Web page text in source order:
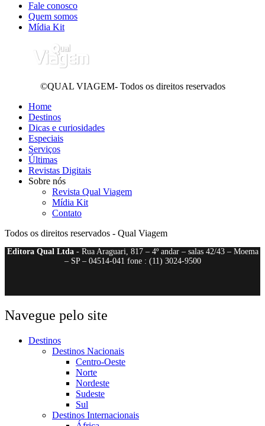
Fale conosco
Quem somos
Mídia Kit
©QUAL VIAGEM- Todos os direitos reservados
Home
Destinos
Dicas e curiosidades
Especiais
Serviços
Últimas
Revistas Digitais
Sobre nós
Revista Qual Viagem
Mídia Kit
Contato
Todos os direitos reservados - Qual Viagem
Editora Qual Ltda- Rua Araguari, 817 – 4º andar – salas 42/43 – Moema
– SP – 04514-041 fone : (11) 3024-9500
Navegue pelo site
Destinos
Destinos Nacionais
Centro-Oeste
Norte
Nordeste
Sudeste
Sul
Destinos Internacionais